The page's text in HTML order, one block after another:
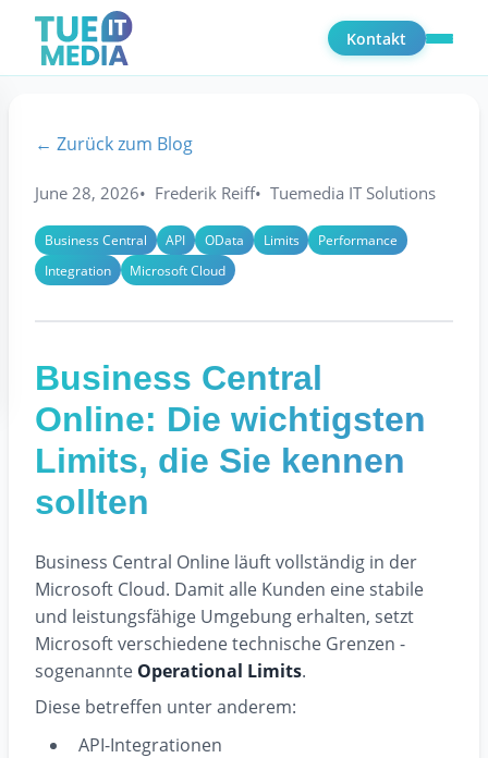
Kontakt
← Zurück zum Blog
June 28, 2026 Frederik Reiff Tuemedia IT Solutions
Business Central API OData Limits
Performance
Integration
Microsoft Cloud
Business Central
Online: Die wichtigsten
Limits, die Sie kennen
sollten
Business Central Online läuft vollständig in der
Microsoft Cloud. Damit alle Kunden eine stabile
und leistungsfähige Umgebung erhalten, setzt
Microsoft verschiedene technische Grenzen -
sogenannte Operational Limits.
Diese betreffen unter anderem:
API-Integrationen